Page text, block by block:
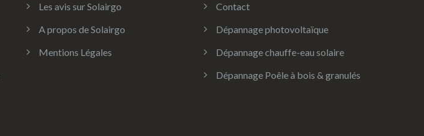
Les avis sur Solairgo
A propos de Solairgo
Mentions Légales
Contact
Dépannage photovoltaïque
Dépannage chauffe-eau solaire
Dépannage Poêle à bois & granulés